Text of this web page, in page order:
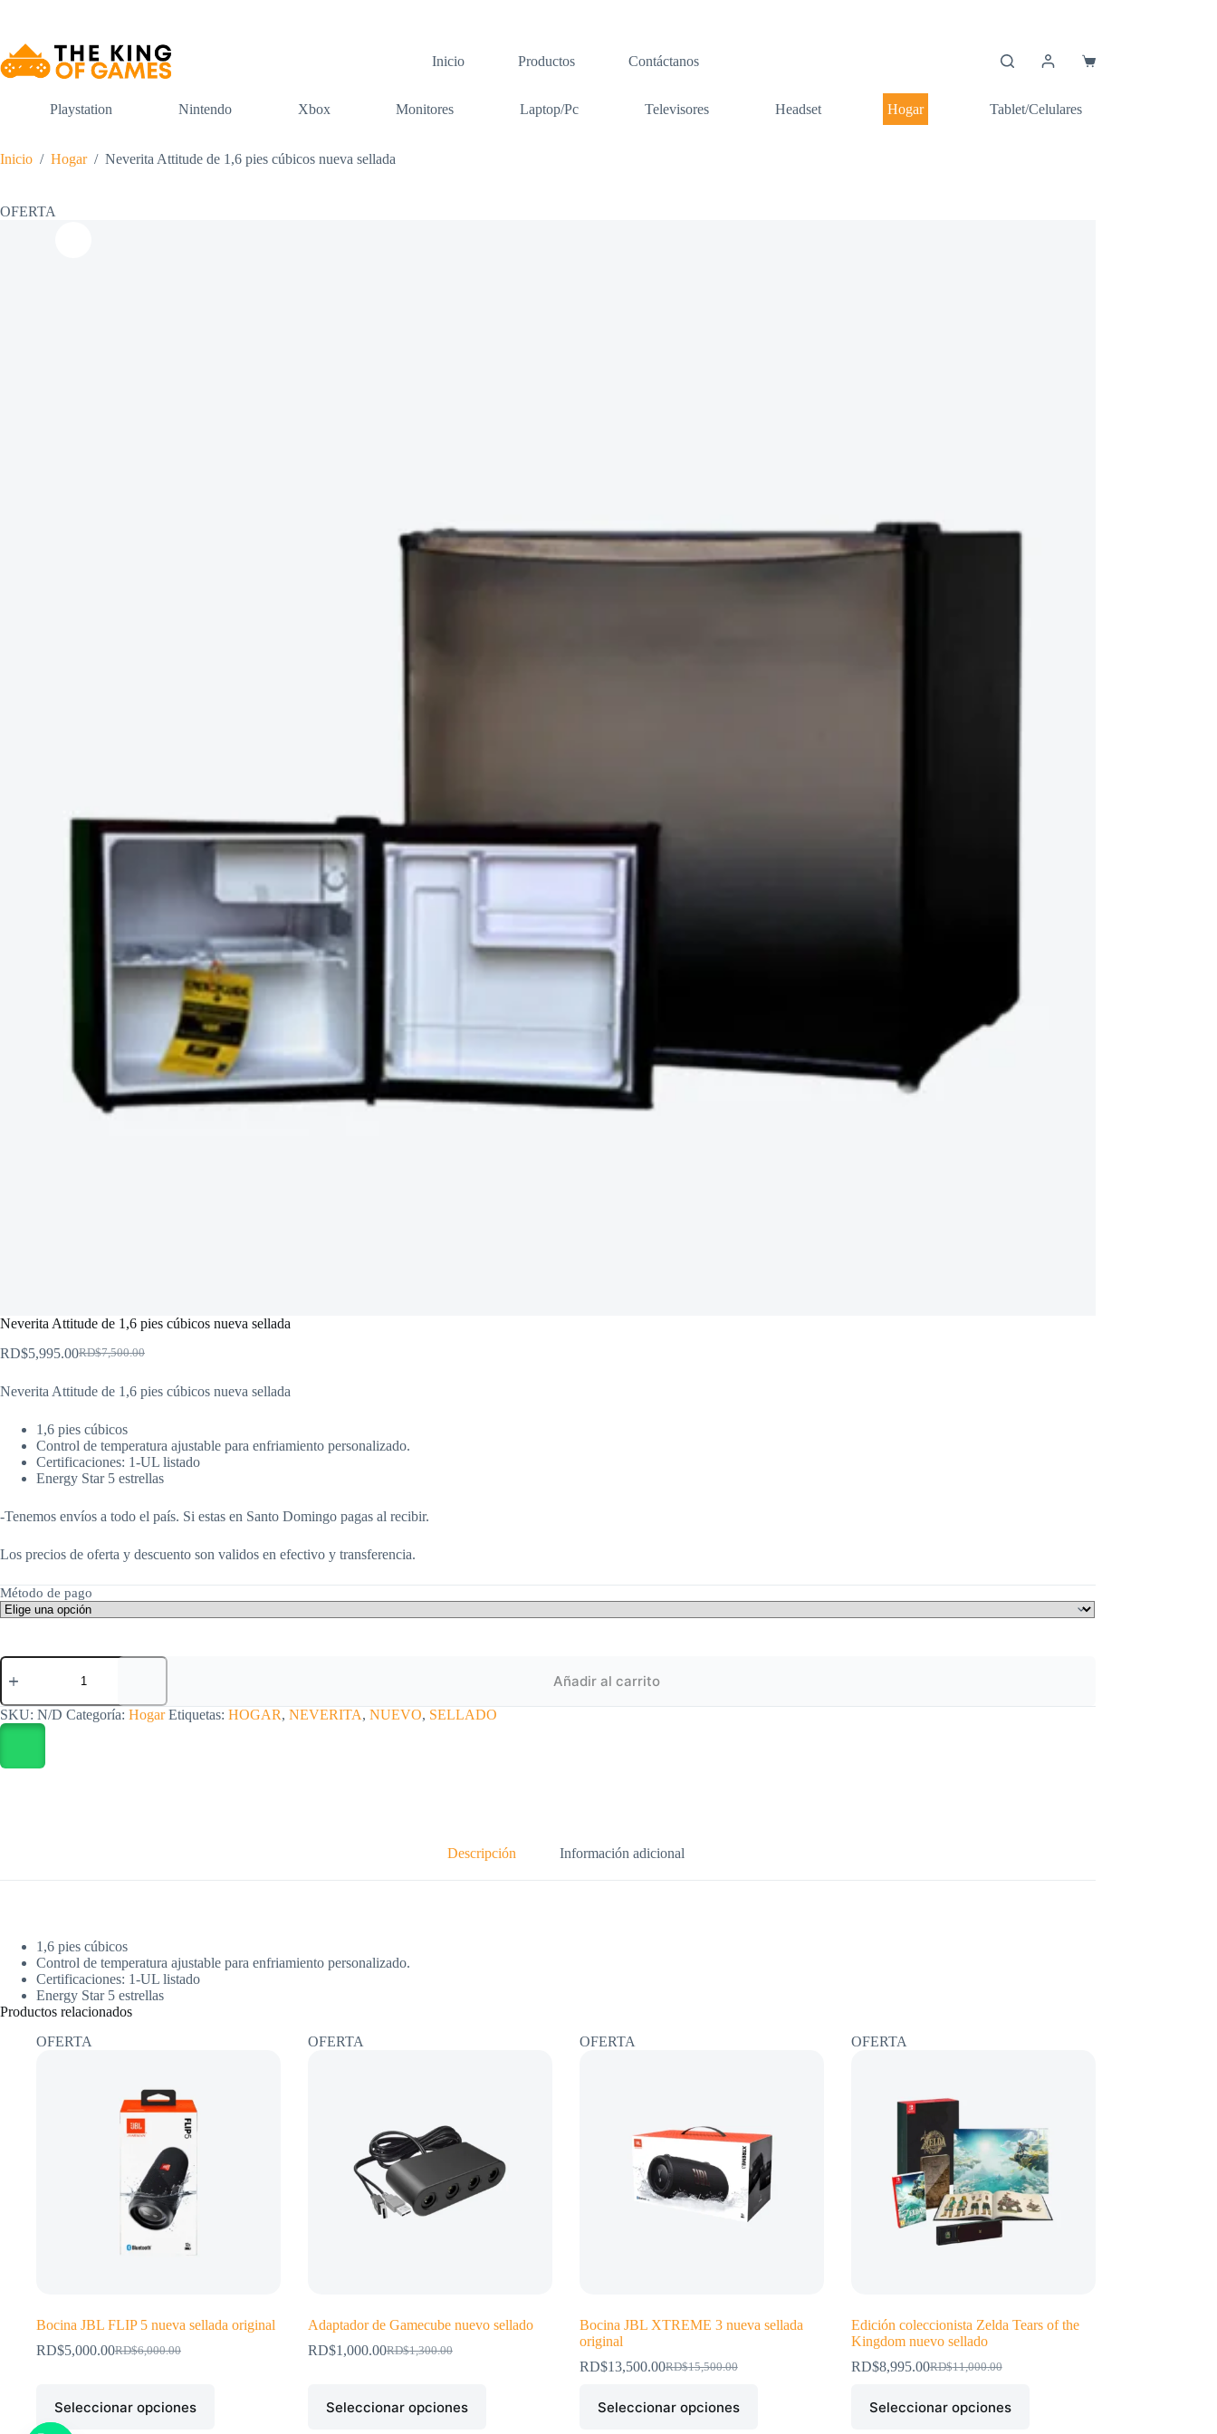
Inicio
Productos Contáctanos
Carro
Playstation Nintendo Xbox Monitores Laptop/Pc Televisores Headset Hogar Tablet/Celulares
Inicio / Hogar / Neverita Attitude de 1,6 pies cúbicos nueva sellada
OFERTA
Neverita Attitude de 1,6 pies cúbicos nueva sellada
RD$7,500.00
El
original
RD$7,500.00.
RD$5,995.00El
actual
RD$5,995.00.
Neverita Attitude de 1,6 pies cúbicos nueva sellada
1,6 pies cúbicos
Control de temperatura ajustable para enfriamiento personalizado.
Certificaciones: 1-UL listado
Energy Star 5 estrellas
-Tenemos envíos a todo el país. Si estas en Santo Domingo pagas al recibir.
Los precios de oferta y descuento son validos en efectivo y transferencia.
Método de pago
Neverita
Attitude
1,6
pies
sellada
Añadir al carrito
SKU: N/D Categoría: Hogar Etiquetas: HOGAR, NEVERITA, NUEVO, SELLADO
Descripción Información adicional
1,6 pies cúbicos
Control de temperatura ajustable para enfriamiento personalizado.
Certificaciones: 1-UL listado
Energy Star 5 estrellas
Productos relacionados
OFERTA
Bocina JBL FLIP 5 nueva sellada original
RD$6,000.00
El
era:
RD$5,000.00El
es:
Seleccionar opciones
producto
tiene
OFERTA
Adaptador de Gamecube nuevo sellado
RD$1,300.00
El
era:
RD$1,000.00El
es:
Seleccionar opciones
producto
OFERTA
Bocina JBL XTREME 3 nueva sellada
original
RD$15,500.00
El
original
RD$13,500.00
El
actual
Seleccionar opciones
producto
OFERTA
Edición coleccionista Zelda Tears of the
Kingdom nuevo sellado
RD$11,000.00
El
original
RD$8,995.00El
actual
Seleccionar opciones
producto